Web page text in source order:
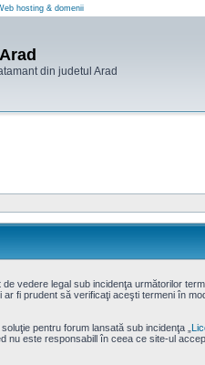
hosting & domenii
din judetul Arad
vedere legal sub incidenţa următorilor
fi prudent să verificaţi aceşti termeni în
pentru forum lansată sub incidenţa „
este responsabill în ceea ce site-ul